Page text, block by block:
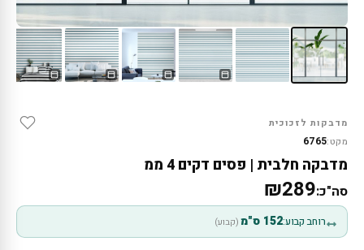
מדבקות לזכוכית
מקט:6765
מדבקה חלבית | פסים דקים 4 ממ
סה"כ:₪289
רוחב קבוע:152 ס"מ (קבוע)